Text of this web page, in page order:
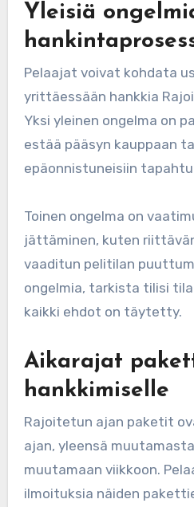
Yleisiä
Pelaajat voivat kohdata
yrittäessään hankkia
Yksi yleinen ongelma on
estää pääsyn kauppaan
epäonnistuneisiin
Toinen ongelma on
jättäminen, kuten
vaaditun pelitilan
ongelmia, tarkista tilisi
kaikki ehdot on täytetty.
Aikarajat
hankkimiselle
Rajoitetun ajan paketit
ajan, yleensä
muutamaan viikkoon.
ilmoituksia näiden